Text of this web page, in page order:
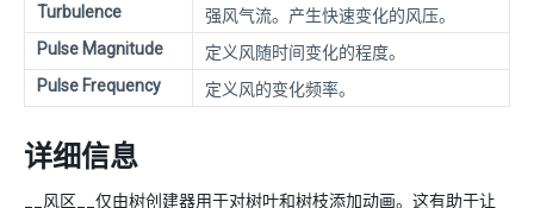
Turbulence
强风气流。产生快速变化的风压。
Pulse Magnitude
定义风随时间变化的程度。
Pulse Frequency
定义风的变化频率。
详细信息
__风区__仅由树创建器用于对树叶和树枝添加动画。这有助于让